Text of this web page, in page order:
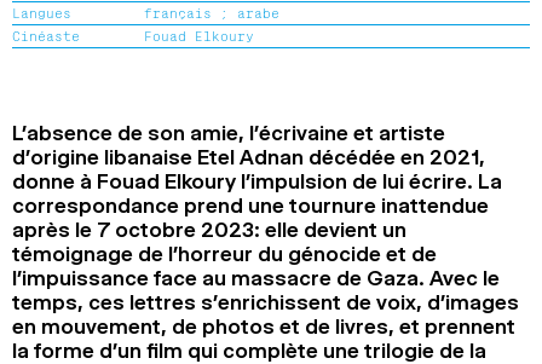
2024
2022
2020
Langues
français ; arabe
Cinéaste
Fouad Elkoury
L’absence de son amie, l’écrivaine et artiste
d’origine libanaise Etel Adnan décédée en 2021,
donne à Fouad Elkoury l’impulsion de lui écrire. La
correspondance prend une tournure inattendue
après le 7 octobre 2023: elle devient un
témoignage de l’horreur du génocide et de
l’impuissance face au massacre de Gaza. Avec le
temps, ces lettres s’enrichissent de voix, d’images
en mouvement, de photos et de livres, et prennent
la forme d’un film qui complète une trilogie de la